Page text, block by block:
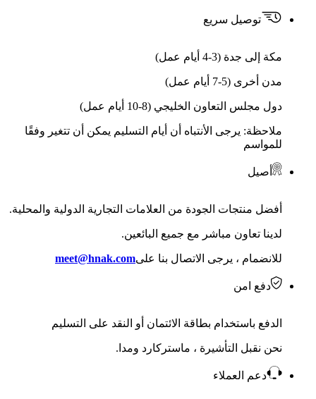
توصيل سريع
مكة إلى جدة (3-4 أيام عمل)
مدن أخرى (5-7 أيام عمل)
دول مجلس التعاون الخليجي (8-10 أيام عمل)
ملاحظة: يرجى الأنتباه أن أيام التسليم يمكن أن تتغير وفقًا
للمواسم
أصيل
أفضل منتجات الجودة من العلامات التجارية الدولية والمحلية.
لدينا تعاون مباشر مع جميع البائعين.
للانضمام ، يرجى الاتصال بنا علىmeet@hnak.com
دفع امن
الدفع باستخدام بطاقة الائتمان أو النقد على التسليم
نحن نقبل التأشيرة ، ماستركارد ومدا.
دعم العملاء